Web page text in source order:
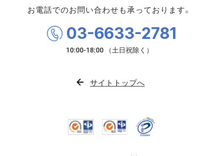
お電話でのお問い合わせも承っております。
03-6633-2781
サイトトップへ